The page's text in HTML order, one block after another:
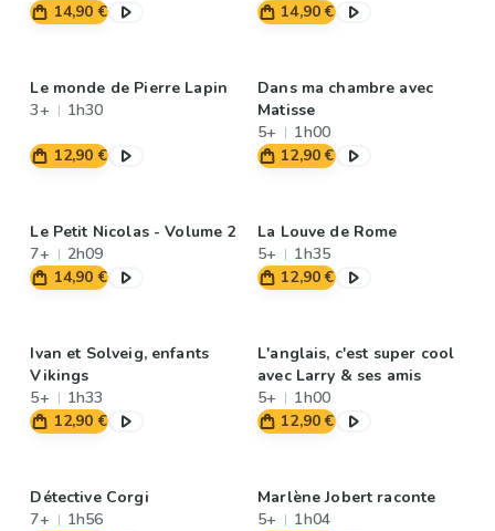
14,90 €
14,90 €
Le monde de Pierre Lapin
3+
1h30
12,90 €
Dans ma chambre avec
Matisse
5+
1h00
12,90 €
Le Petit Nicolas - Volume 2
7+
2h09
14,90 €
La Louve de Rome
5+
1h35
12,90 €
Ivan et Solveig, enfants
Vikings
5+
1h33
12,90 €
L'anglais, c'est super cool
avec Larry & ses amis
5+
1h00
12,90 €
Détective Corgi
7+
1h56
Marlène Jobert raconte
5+
1h04